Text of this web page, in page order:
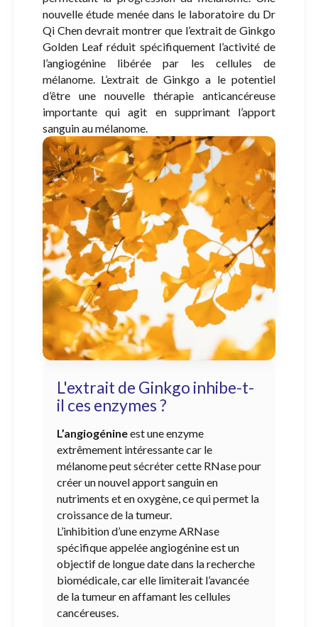
nouvelle étude menée dans le laboratoire du Dr
Qi Chen devrait montrer que l’extrait de Ginkgo
Golden Leaf réduit spécifiquement l’activité de
l’angiogénine libérée par les cellules de
mélanome. L’extrait de Ginkgo a le potentiel
d’être une nouvelle thérapie anticancéreuse
importante qui agit en supprimant l’apport
sanguin au mélanome.
L'extrait de Ginkgo inhibe-t-
il ces enzymes ?
L’angiogénineest une enzyme
extrêmement intéressante car le
mélanome peut sécréter cette RNase pour
créer un nouvel apport sanguin en
nutriments et en oxygène, ce qui permet la
croissance de la tumeur.
L’inhibition d’une enzyme ARNase
spécifique appelée angiogénine est un
objectif de longue date dans la recherche
biomédicale, car elle limiterait l’avancée
de la tumeur en affamant les cellules
cancéreuses.